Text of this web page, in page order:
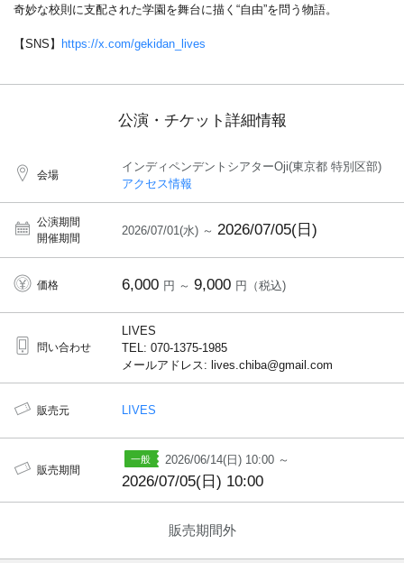
奇妙な校則に支配された学園を舞台に描く“自由”を問う物語。
【SNS】 https://x.com/gekidan_lives
公演・チケット詳細情報
会場
インディペンデントシアターOji(東京都 特別区部)
アクセス情報
公演期間
開催期間
2026/07/01(水) ～ 2026/07/05(日)
価格 6,000 円 ～ 9,000 円（税込)
問い合わせ
LIVES
TEL: 070-1375-1985
メールアドレス: lives.chiba@gmail.com
販売元 LIVES
販売期間
2026/06/14(日) 10:00 ～
2026/07/05(日) 10:00
販売期間外